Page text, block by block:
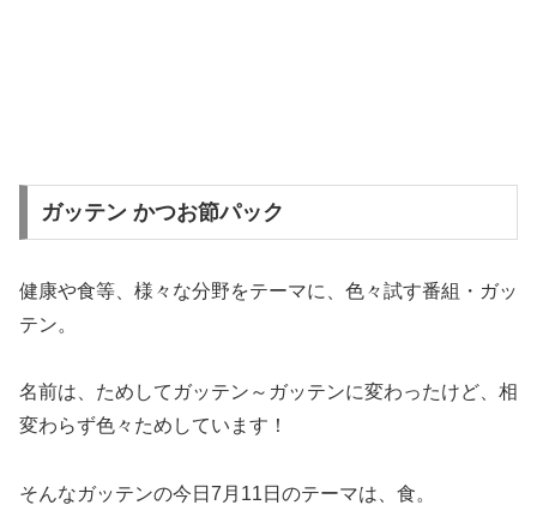
ガッテン かつお節パック
健康や食等、様々な分野をテーマに、色々試す番組・ガッ
テン。
名前は、ためしてガッテン～ガッテンに変わったけど、相
変わらず色々ためしています！
そんなガッテンの今日7月11日のテーマは、食。